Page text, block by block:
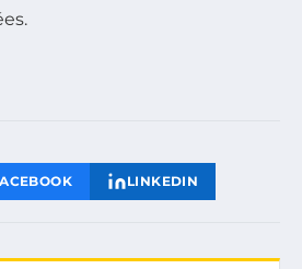
LINKEDIN